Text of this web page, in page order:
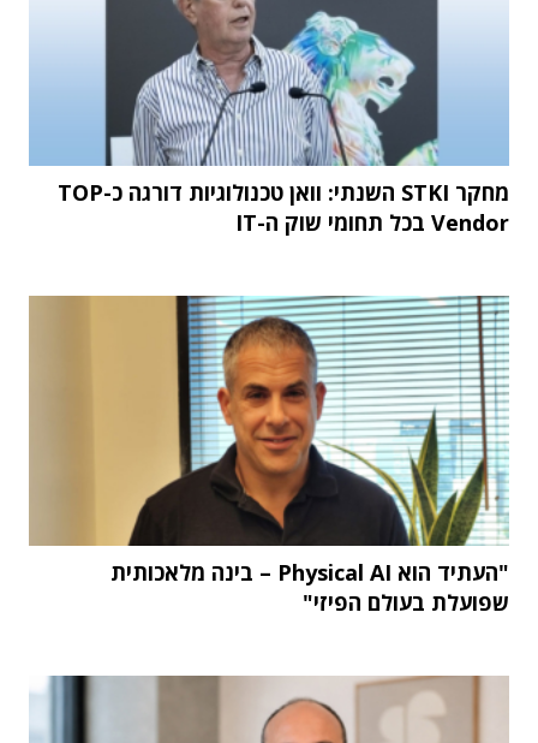
מחקר STKI השנתי: וואן טכנולוגיות דורגה כ-TOP
Vendor בכל תחומי שוק ה-IT
"העתיד הוא Physical AI – בינה מלאכותית
שפועלת בעולם הפיזי"